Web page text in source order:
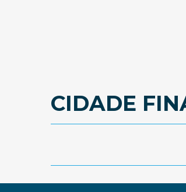
CIDADE